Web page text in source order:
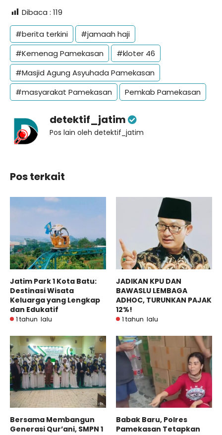
Dibaca : 119
#berita terkini
#jamaah haji
#Kemenag Pamekasan
#kloter 46
#Masjid Agung Asyuhada Pamekasan
#masyarakat Pamekasan
Pemkab Pamekasan
detektif_jatim
Pos lain oleh detektif_jatim
Pos terkait
Jatim Park 1 Kota Batu:
Destinasi Wisata
Keluarga yang Lengkap
dan Edukatif
1 tahun lalu
JADIKAN KPU DAN
BAWASLU LEMBAGA
ADHOC, TURUNKAN PAJAK
12%!
1 tahun lalu
Bersama Membangun
Generasi Qur’ani, SMPN 1
Babak Baru, Polres
Pamekasan Tetapkan